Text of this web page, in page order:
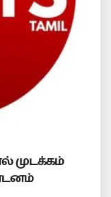
முடக்கம்